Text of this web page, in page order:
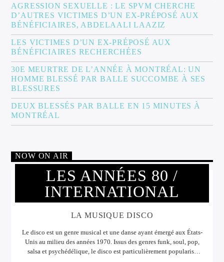
AGRESSION SEXUELLE : LE SPVM CHERCHE
D’AUTRES VICTIMES D’UN EX-PRÉPOSÉ AUX
BÉNÉFICIAIRES, ABDELAALI LAAZIZ
LES VICTIMES D’UN EX-PRÉPOSÉ AUX
BÉNÉFICIAIRES RECHERCHÉES
30E MEURTRE DE L’ANNÉE À MONTRÉAL: UN
HOMME BLESSÉ PAR BALLE SUCCOMBE À SES
BLESSURES
DEUX BLESSÉS PAR BALLE EN 15 MINUTES À
MONTRÉAL
NOW ON AIR
LES ANNÉES 80 /
INTERNATIONAL
LA MUSIQUE DISCO
Le disco est un genre musical et une danse ayant émergé aux États-
Unis au milieu des années 1970. Issus des genres funk, soul, pop,
salsa et psychédélique, le disco est particulièrement popularisé